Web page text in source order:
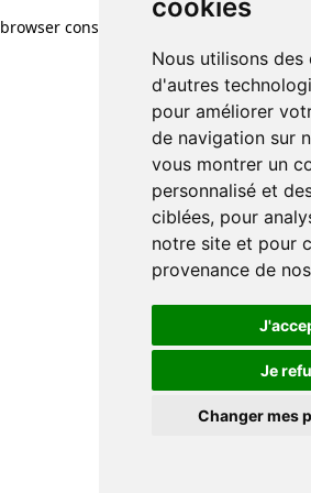
cookies
Nous utilisons des
d'autres
pour améliorer
de navigation sur
vous montrer un
personnalisé et
ciblées, pour
notre site et pour
provenance de
Je
Changer mes
browser console for more information)